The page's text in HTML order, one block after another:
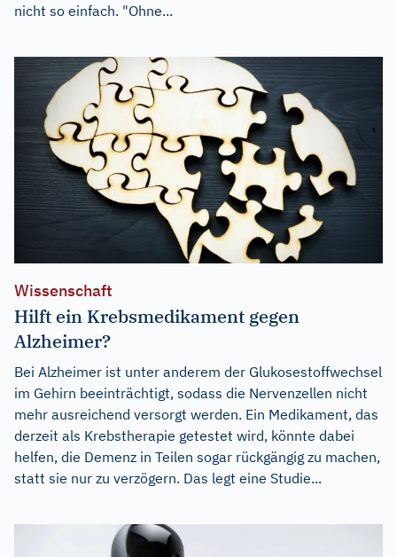
nicht so einfach. "Ohne...
Wissenschaft
Hilft ein Krebsmedikament gegen
Alzheimer?
Bei Alzheimer ist unter anderem der Glukosestoffwechsel
im Gehirn beeinträchtigt, sodass die Nervenzellen nicht
mehr ausreichend versorgt werden. Ein Medikament, das
derzeit als Krebstherapie getestet wird, könnte dabei
helfen, die Demenz in Teilen sogar rückgängig zu machen,
statt sie nur zu verzögern. Das legt eine Studie...